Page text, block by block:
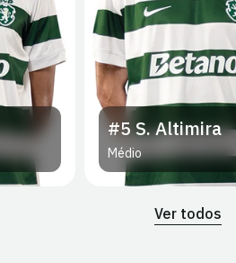
#5S. Altimira
Médio
Ver todos